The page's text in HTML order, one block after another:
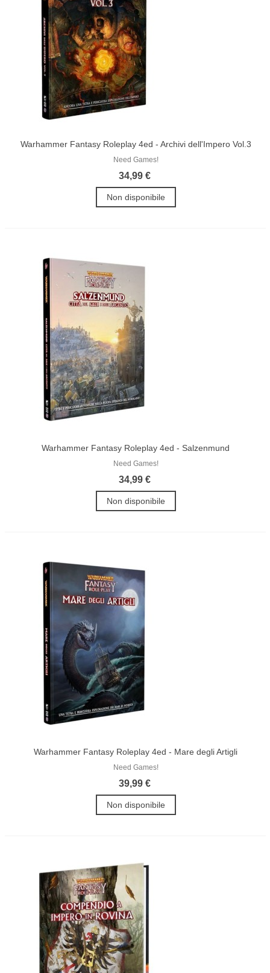
Warhammer Fantasy Roleplay 4ed - Archivi dell'Impero Vol.3
Need Games!
34,99 €
Non disponibile
Warhammer Fantasy Roleplay 4ed - Salzenmund
Need Games!
34,99 €
Non disponibile
Warhammer Fantasy Roleplay 4ed - Mare degli Artigli
Need Games!
39,99 €
Non disponibile